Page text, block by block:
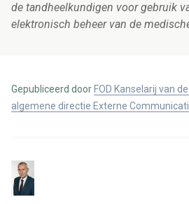
de tandheelkundigen voor gebruik
elektronisch beheer van de
Gepubliceerd door FOD Kanselarij van
algemene directie Externe